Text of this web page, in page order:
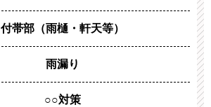
付帯部（雨樋・軒天等）
雨漏り
○○対策